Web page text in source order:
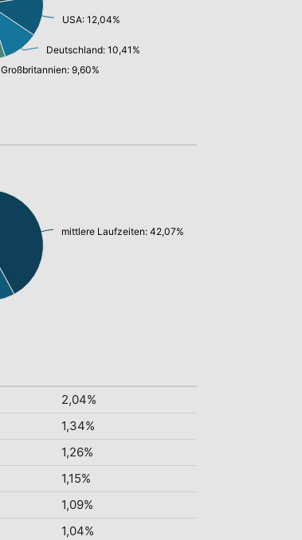
USA: 12,04%
Deutschland: 10,41%
Großbritannien: 9,60%
mittlere Laufzeiten: 42,07%
2,04%
1,34%
1,26%
1,15%
1,09%
1,04%